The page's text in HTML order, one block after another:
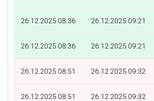
26.12.2025 08:36 26.12.2025 09:21
26.12.2025 08:36 26.12.2025 09:21
26.12.2025 08:51 26.12.2025 09:32
26.12.2025 08:51 26.12.2025 09:32